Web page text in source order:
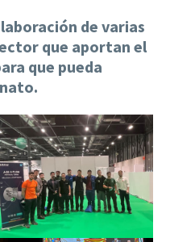
de varias
que aportan el
que pueda